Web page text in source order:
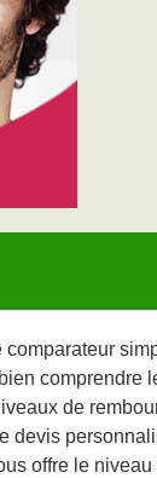
comparateur
comprendre
de
devis
offre le